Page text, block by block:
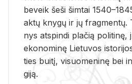
be­veik šeši šim­tai
aktų kny­gų ir jų
nys at­spin­di pla­čią po­li­ti­nę,
eko­no­mi­nę Lie­tu­vos
ties bui­tį, vi­suo­me­ni­nę bei
gi­ją.